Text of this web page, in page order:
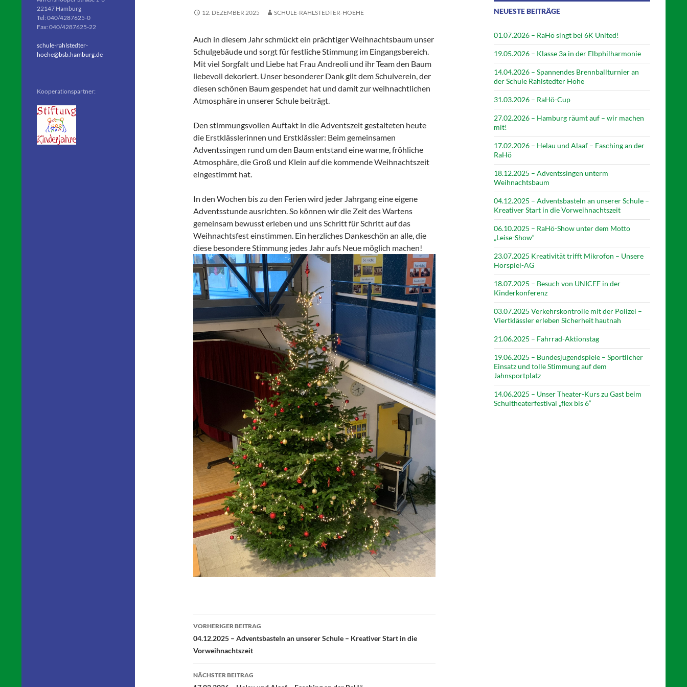
12. DEZEMBER 2025 SCHULE-RAHLSTEDTER-HOEHE
Auch in diesem Jahr schmückt ein prächtiger Weihnachtsbaum unser
Schulgebäude und sorgt für festliche Stimmung im Eingangsbereich.
Mit viel Sorgfalt und Liebe hat Frau Andreoli und ihr Team den Baum
liebevoll dekoriert. Unser besonderer Dank gilt dem Schulverein, der
diesen schönen Baum gespendet hat und damit zur weihnachtlichen
Atmosphäre in unserer Schule beiträgt.
Den stimmungsvollen Auftakt in die Adventszeit gestalteten heute
die Erstklässlerinnen und Erstklässler: Beim gemeinsamen
Adventssingen rund um den Baum entstand eine warme, fröhliche
Atmosphäre, die Groß und Klein auf die kommende Weihnachtszeit
eingestimmt hat.
In den Wochen bis zu den Ferien wird jeder Jahrgang eine eigene
Adventsstunde ausrichten. So können wir die Zeit des Wartens
gemeinsam bewusst erleben und uns Schritt für Schritt auf das
Weihnachtsfest einstimmen. Ein herzliches Dankeschön an alle, die
diese besondere Stimmung jedes Jahr aufs Neue möglich machen!
Beitragsnavigation
VORHERIGER BEITRAG
04.12.2025 – Adventsbasteln an unserer Schule – Kreativer Start in die
Vorweihnachtszeit
NÄCHSTER BEITRAG
NEUESTE BEITRÄGE
01.07.2026 – RaHö singt bei 6K United!
19.05.2026 – Klasse 3a in der Elbphilharmonie
14.04.2026 – Spannendes Brennballturnier an
der Schule Rahlstedter Höhe
31.03.2026 – RaHö-Cup
27.02.2026 – Hamburg räumt auf – wir machen
mit!
17.02.2026 – Helau und Alaaf – Fasching an der
RaHö
18.12.2025 – Adventssingen unterm
Weihnachtsbaum
04.12.2025 – Adventsbasteln an unserer Schule –
Kreativer Start in die Vorweihnachtszeit
06.10.2025 – RaHö-Show unter dem Motto
„Leise-Show“
23.07.2025 Kreativität trifft Mikrofon – Unsere
Hörspiel-AG
18.07.2025 – Besuch von UNICEF in der
Kinderkonferenz
03.07.2025 Verkehrskontrolle mit der Polizei –
Viertklässler erleben Sicherheit hautnah
21.06.2025 – Fahrrad-Aktionstag
19.06.2025 – Bundesjugendspiele – Sportlicher
Einsatz und tolle Stimmung auf dem
Jahnsportplatz
14.06.2025 – Unser Theater-Kurs zu Gast beim
Schultheaterfestival „flex bis 6“
22147 Hamburg
Tel: 040/4287625-0
Fax: 040/4287625-22
schule-rahlstedter-
hoehe@bsb.hamburg.de
Kooperationspartner: